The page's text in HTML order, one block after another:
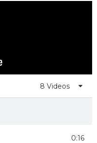
8 Videos
0:16